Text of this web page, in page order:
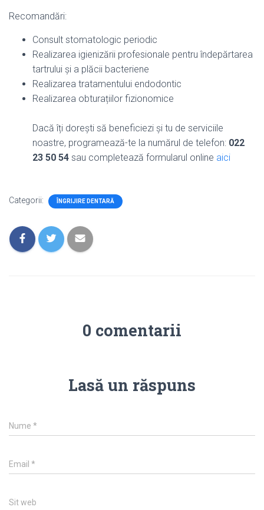
Recomandări:
Consult stomatologic periodic
Realizarea igienizării profesionale pentru îndepărtarea
tartrului și a plăcii bacteriene
Realizarea tratamentului endodontic
Realizarea obturațiilor fizionomice
Dacă îți dorești să beneficiezi și tu de serviciile
noastre, programează-te la numărul de telefon: 022
23 50 54 sau completează formularul online aici
Categorii: ÎNGRIJIRE DENTARĂ
0 comentarii
Lasă un răspuns
Nume *
Email *
Sit web